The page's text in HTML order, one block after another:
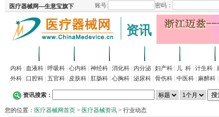
资讯
内科 血液科 呼吸科 心内科 神经科 消化科 内分泌 妇产科 儿 科 计生科
外科
口腔科 五官科 皮肤科 肛肠科 心胸科 泌尿科 骨伤科 中医科 麻醉科
资讯搜索：
您的位置： 医疗器械网首页 > 医疗器械资讯 > 行业动态